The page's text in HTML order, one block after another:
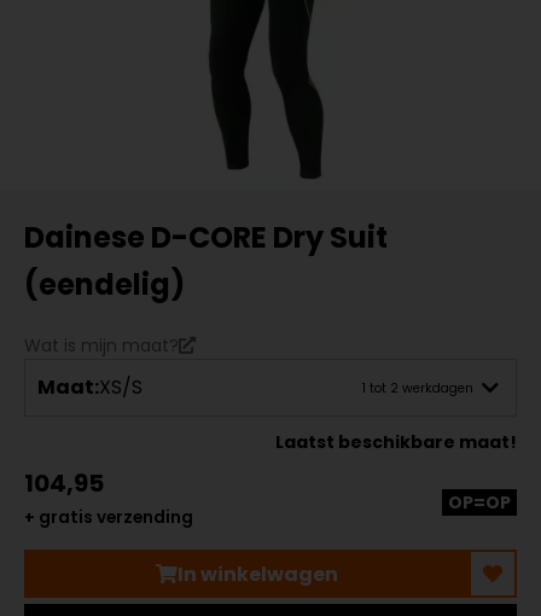
Dainese D-CORE Dry Suit
(eendelig)
Wat is mijn maat?
Maat:XS/S 1 tot 2 werkdagen
Laatst beschikbare maat!
104,95
+ gratis verzending
OP=OP
In winkelwagen